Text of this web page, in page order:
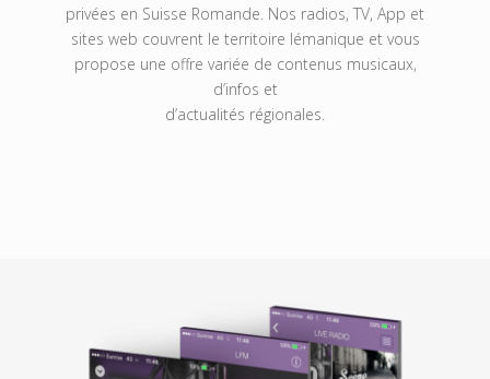
privées en Suisse Romande. Nos radios, TV, App et
sites web couvrent le territoire lémanique et vous
propose une offre variée de contenus musicaux,
d’infos et
d’actualités régionales.